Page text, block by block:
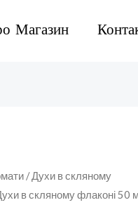
Магазин
/Духи в скляному
в скляному флаконі 50